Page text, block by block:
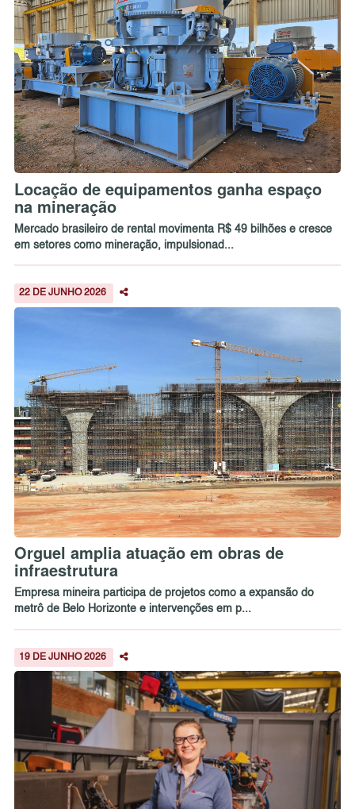
Locação de equipamentos ganha espaço
na mineração
Mercado brasileiro de rental movimenta R$ 49 bilhões e cresce
em setores como mineração, impulsionad...
22 DE JUNHO 2026
Orguel amplia atuação em obras de
infraestrutura
Empresa mineira participa de projetos como a expansão do
metrô de Belo Horizonte e intervenções em p...
19 DE JUNHO 2026